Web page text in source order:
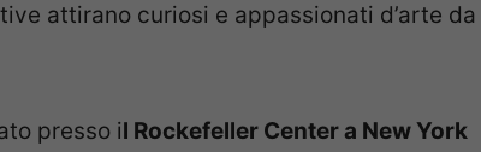
attirano curiosi e appassionati d’arte da
presso il Rockefeller Center a New York